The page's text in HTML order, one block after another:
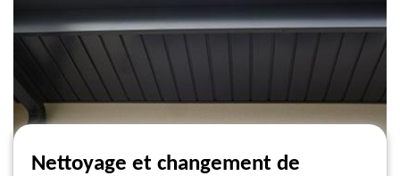
Nettoyage et changement de